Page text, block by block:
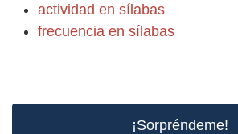
actividad en sílabas
frecuencia en sílabas
¡Sorpréndeme!